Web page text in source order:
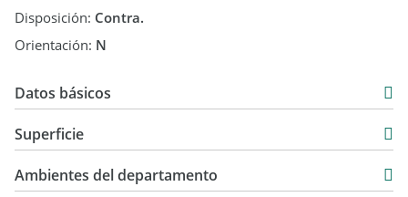
Disposición: Contra.
Orientación: N
Datos básicos
Venta
USD 149.000
Superficie
75 m2
Ambientes del departamento